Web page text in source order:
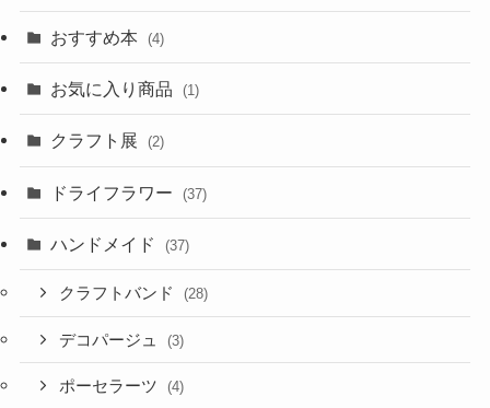
おすすめ本 (4)
お気に入り商品 (1)
クラフト展 (2)
ドライフラワー (37)
ハンドメイド (37)
クラフトバンド (28)
デコパージュ (3)
ポーセラーツ (4)